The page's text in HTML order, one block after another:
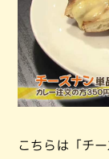
こちらは「チ